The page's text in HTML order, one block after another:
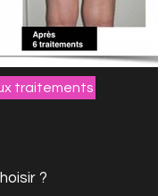
traitements
?